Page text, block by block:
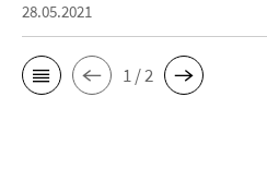
28.05.2021
1 / 2